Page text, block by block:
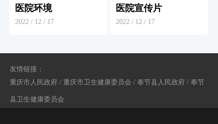
医院环境
2022 / 12 / 17
医院宣传片
2022 / 12 / 17
友情链接：
重庆市人民政府/ 重庆市卫生健康委员会 / 奉节县人民政府/ 奉节
县卫生健康委员会